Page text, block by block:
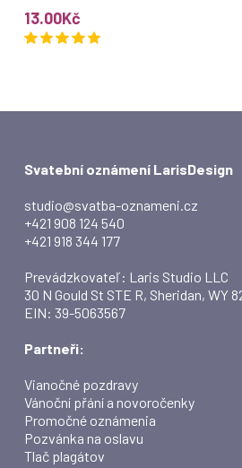
13.00Kč
Svatební oznámení LarisDesign
studio@svatba-oznameni.cz
+421 908 124 540
+421 918 344 177
Prevádzkovateľ: Laris Studio LLC
30 N Gould St STE R, Sheridan, WY
EIN: 39-5063567
Partneři:
Vianočné pozdravy
Vánoční přání a novoročenky
Promočné oznámenia
Pozvánka na oslavu
Tlač plagátov